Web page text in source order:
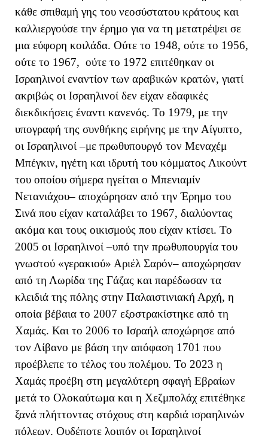
κάθε σπιθαμή γης του νεοσύστατου κράτους και
καλλιεργούσε την έρημο για να τη μετατρέψει σε
μια εύφορη κοιλάδα. Ούτε το 1948, ούτε το 1956,
ούτε το 1967, ούτε το 1972 επιτέθηκαν οι
Ισραηλινοί εναντίον των αραβικών κρατών, γιατί
ακριβώς οι Ισραηλινοί δεν είχαν εδαφικές
διεκδικήσεις έναντι κανενός. Το 1979, με την
υπογραφή της συνθήκης ειρήνης με την Αίγυπτο,
οι Ισραηλινοί –με πρωθυπουργό τον Μεναχέμ
Μπέγκιν, ηγέτη και ιδρυτή του κόμματος Λικούντ
του οποίου σήμερα ηγείται ο Μπενιαμίν
Νετανιάχου– αποχώρησαν από την Έρημο του
Σινά που είχαν καταλάβει το 1967, διαλύοντας
ακόμα και τους οικισμούς που είχαν κτίσει. Το
2005 οι Ισραηλινοί –υπό την πρωθυπουργία του
γνωστού «γερακιού» Αριέλ Σαρόν– αποχώρησαν
από τη Λωρίδα της Γάζας και παρέδωσαν τα
κλειδιά της πόλης στην Παλαιστινιακή Αρχή, η
οποία βέβαια το 2007 εξοστρακίστηκε από τη
Χαμάς. Και το 2006 το Ισραήλ αποχώρησε από
τον Λίβανο με βάση την απόφαση 1701 που
προέβλεπε το τέλος του πολέμου. Το 2023 η
Χαμάς προέβη στη μεγαλύτερη σφαγή Εβραίων
μετά το Ολοκαύτωμα και η Χεζμπολάχ επιτέθηκε
ξανά πλήττοντας στόχους στη καρδιά ισραηλινών
πόλεων. Ουδέποτε λοιπόν οι Ισραηλινοί